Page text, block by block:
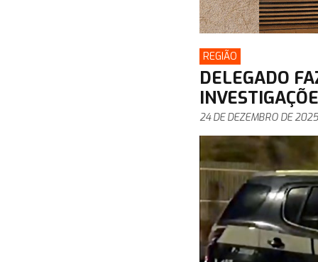
REGIÃO
DELEGADO
24 DE DEZEMBRO DE 2025